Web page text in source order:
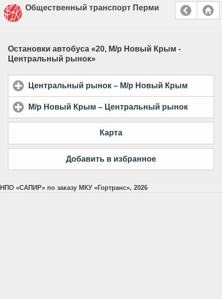
Общественный транспорт Перми
Остановки автобуса «20, М/р Новый Крым -
Центральный рынок»
Центральный рынок – М/р Новый Крым
М/р Новый Крым – Центральный рынок
Карта
Добавить в избранное
НПО «САПИР» по заказу МКУ «Гортранс», 2026